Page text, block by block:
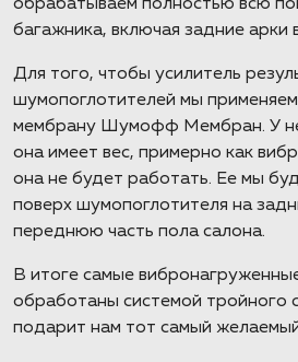
обрабатываем полностью всю
багажника, включая задние арки
Для того, чтобы усилитель
шумопоглотителей мы
мембрану Шумофф Мембран. У
она имеет вес, примерно как
она не будет работать. Ее мы
поверх шумопоглотителя на
переднюю часть пола салона.
В итоге самые
обработаны системой тройного
подарит нам тот самый